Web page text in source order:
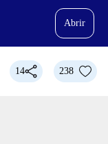
Abrir
14 238